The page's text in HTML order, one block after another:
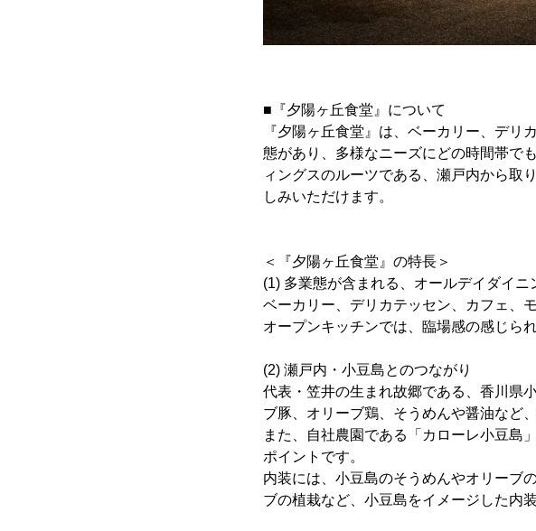
■『夕陽ヶ丘食堂』について
『夕陽ヶ丘食堂』は、ベーカリー、デ
態があり、多様なニーズにどの時間帯で
ィングスのルーツである、瀬戸内から取
しみいただけます。
＜『夕陽ヶ丘食堂』の特長＞
(1) 多業態が含まれる、オールデイダイニ
ベーカリー、デリカテッセン、カフェ、
オープンキッチンでは、臨場感の感じら
(2) 瀬戸内・小豆島とのつながり
代表・笠井の生まれ故郷である、香川県
ブ豚、オリーブ鶏、そうめんや醤油など
また、自社農園である「カローレ小豆島
ポイントです。
内装には、小豆島のそうめんやオリーブ
ブの植栽など、小豆島をイメージした内